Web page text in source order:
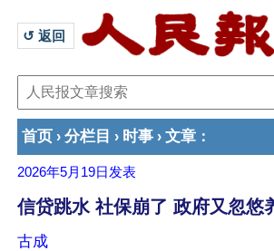
↺ 返回
首页 › 分栏目 › 时事 › 文章 ：
2026年5月19日 发表
信贷跳水 社保崩了 政府又忽悠
古成